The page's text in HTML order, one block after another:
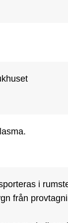
i
från